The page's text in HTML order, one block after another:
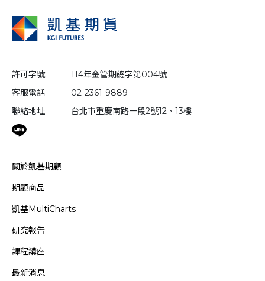
許可字號
114年金管期總字第004號
客服電話
02-2361-9889
聯絡地址
台北市重慶南路一段2號12、13樓
關於凱基期顧
期顧商品
凱基MultiCharts
研究報告
課程講座
最新消息